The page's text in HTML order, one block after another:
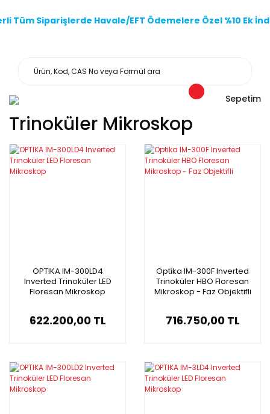
Tüm Siparişlerde Havale/EFT Ödemelere Özel %10 Ek
Sepetim
Trinoküler Mikroskop
OPTIKA IM-300LD4
Inverted Trinoküler LED
Floresan Mikroskop
622.200,00 TL
Optika IM-300F Inverted
Trinoküler HBO Floresan
Mikroskop - Faz Objektifli
716.750,00 TL